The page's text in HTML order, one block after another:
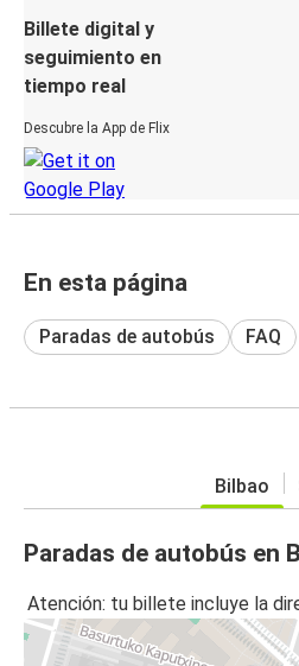
Billete digital y
seguimiento en
tiempo real
Descubre la App de Flix
En esta página
Paradas de autobús FAQ
Bilbao
Paradas de autobús en
Atención: tu billete incluye la